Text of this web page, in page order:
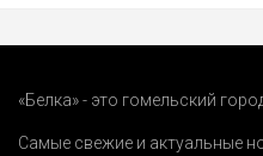
«Белка» - это гомельский
Самые свежие и актуальные